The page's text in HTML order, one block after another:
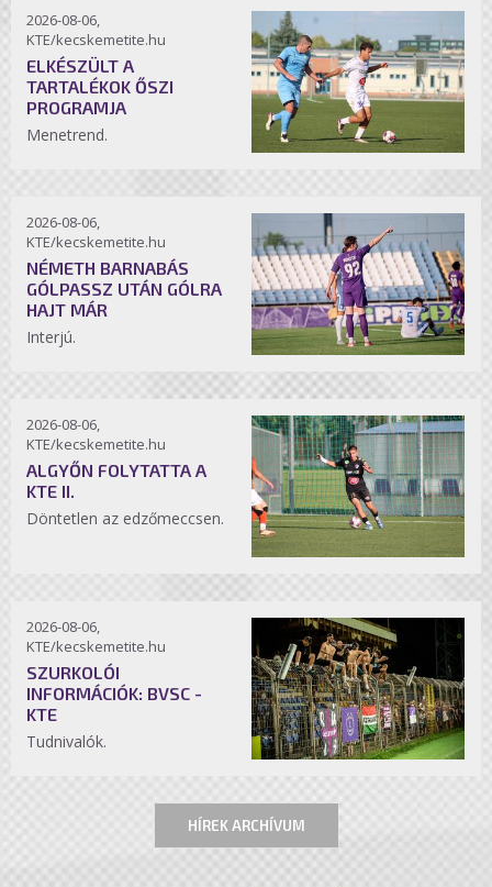
2026-08-06,
KTE/kecskemetite.hu
ELKÉSZÜLT A
TARTALÉKOK ŐSZI
PROGRAMJA
Menetrend.
2026-08-06,
KTE/kecskemetite.hu
NÉMETH BARNABÁS
GÓLPASSZ UTÁN GÓLRA
HAJT MÁR
Interjú.
2026-08-06,
KTE/kecskemetite.hu
ALGYŐN FOLYTATTA A
KTE II.
Döntetlen az edzőmeccsen.
2026-08-06,
KTE/kecskemetite.hu
SZURKOLÓI
INFORMÁCIÓK: BVSC -
KTE
Tudnivalók.
HÍREK ARCHÍVUM